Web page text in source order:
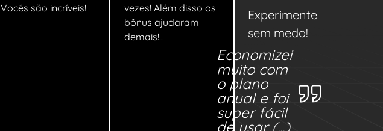
Vocês são incríveis!
vezes! Além disso os
bônus ajudaram
demais!!!
Experimente
sem medo!
Economizei
muito com
o plano
anual e foi
super fácil
de usar (...)